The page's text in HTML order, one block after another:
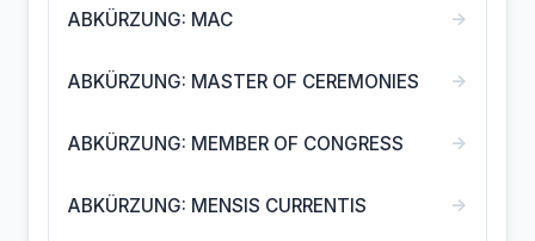
ABKÜRZUNG: MAC →
ABKÜRZUNG: MASTER OF CEREMONIES →
ABKÜRZUNG: MEMBER OF CONGRESS →
ABKÜRZUNG: MENSIS CURRENTIS →